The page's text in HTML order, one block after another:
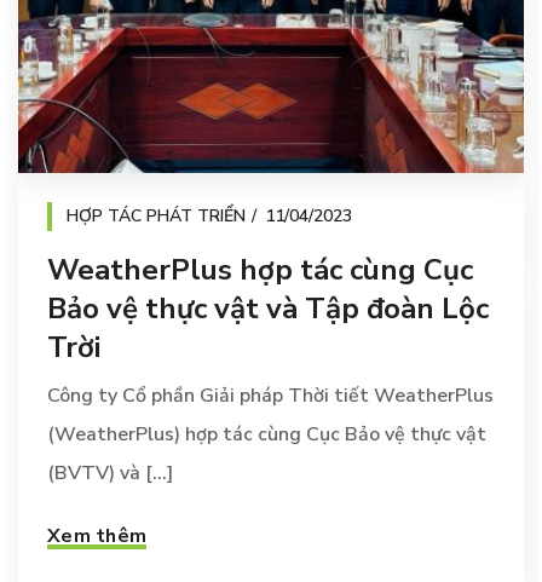
HỢP TÁC PHÁT TRIỂN 11/04/2023
WeatherPlus hợp tác cùng Cục
Bảo vệ thực vật và Tập đoàn Lộc
Trời
Công ty Cổ phần Giải pháp Thời tiết WeatherPlus
(WeatherPlus) hợp tác cùng Cục Bảo vệ thực vật
(BVTV) và [...]
Xem thêm